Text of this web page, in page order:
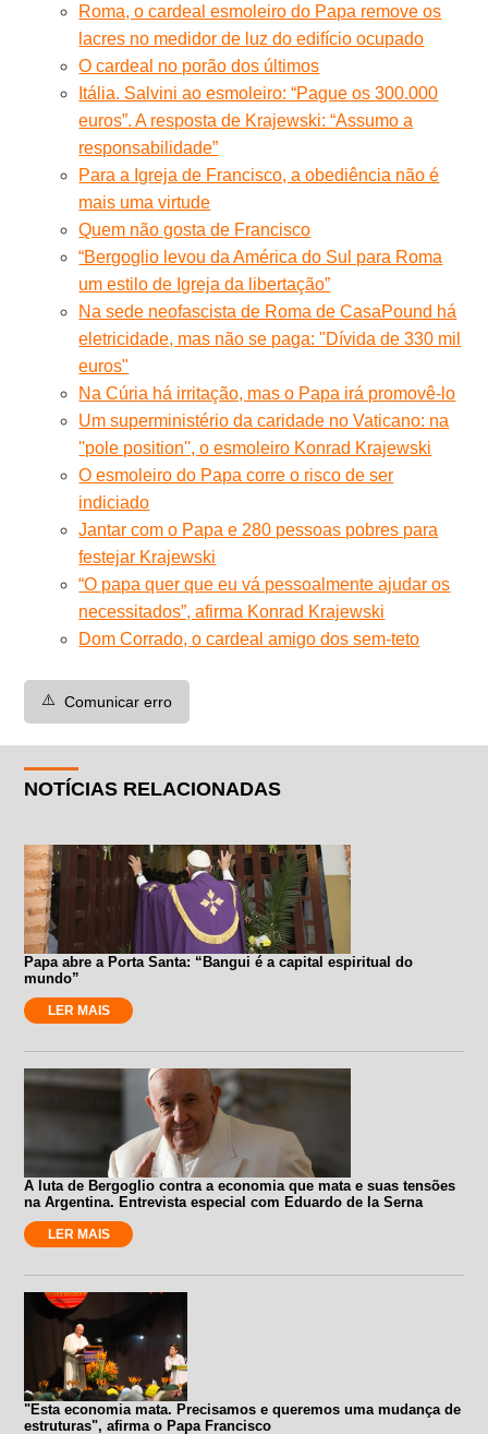
Roma, o cardeal esmoleiro do Papa remove os
lacres no medidor de luz do edifício ocupado
O cardeal no porão dos últimos
Itália. Salvini ao esmoleiro: “Pague os 300.000
euros”. A resposta de Krajewski: “Assumo a
responsabilidade”
Para a Igreja de Francisco, a obediência não é
mais uma virtude
Quem não gosta de Francisco
“Bergoglio levou da América do Sul para Roma
um estilo de Igreja da libertação”
Na sede neofascista de Roma de CasaPound há
eletricidade, mas não se paga: "Dívida de 330 mil
euros"
Na Cúria há irritação, mas o Papa irá promovê-lo
Um superministério da caridade no Vaticano: na
''pole position'', o esmoleiro Konrad Krajewski
O esmoleiro do Papa corre o risco de ser
indiciado
Jantar com o Papa e 280 pessoas pobres para
festejar Krajewski
“O papa quer que eu vá pessoalmente ajudar os
necessitados”, afirma Konrad Krajewski
Dom Corrado, o cardeal amigo dos sem-teto
⚠️ Comunicar erro
NOTÍCIAS RELACIONADAS
Papa abre a Porta Santa: “Bangui é a capital espiritual do
mundo”
LER MAIS
A luta de Bergoglio contra a economia que mata e suas tensões
na Argentina. Entrevista especial com Eduardo de la Serna
LER MAIS
"Esta economia mata. Precisamos e queremos uma mudança de
estruturas", afirma o Papa Francisco